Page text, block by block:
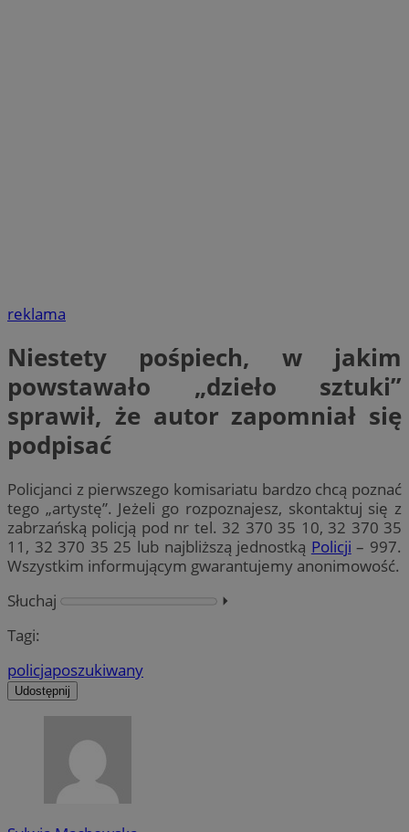
reklama
Niestety pośpiech, w jakim
powstawało „dzieło sztuki”
sprawił, że autor zapomniał się
podpisać
Policjanci z pierwszego komisariatu bardzo chcą poznać
tego „artystę”. Jeżeli go rozpoznajesz, skontaktuj się z
zabrzańską policją pod nr tel. 32 370 35 10, 32 370 35
11, 32 370 35 25 lub najbliższą jednostką Policji – 997.
Wszystkim informującym gwarantujemy anonimowość.
Słuchaj
⏵︎
Tagi:
policjaposzukiwany
Udostępnij